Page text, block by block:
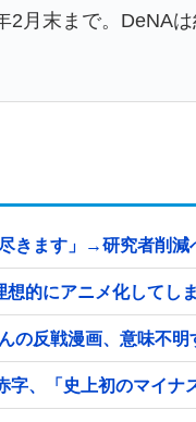
2月末まで。DeNA
きます」→研究者削
想的にアニメ化してし
んの反戦漫画、意味不
、「史上初のマイナ